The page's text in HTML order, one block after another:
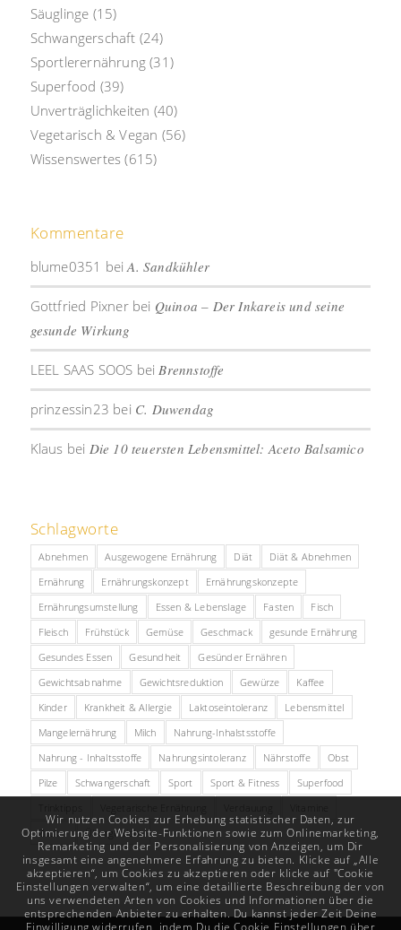
Säuglinge (15)
Schwangerschaft (24)
Sportlerernährung (31)
Superfood (39)
Unverträglichkeiten (40)
Vegetarisch & Vegan (56)
Wissenswertes (615)
Kommentare
blume0351 beiA. Sandkühler
Gottfried Pixnerbei Quinoa – Der Inkareis und seine
gesunde Wirkung
LEEL SAAS SOOS beiBrennstoffe
prinzessin23 bei C. Duwendag
Klaus bei Die 10 teuersten Lebensmittel: Aceto Balsamico
Schlagworte
Abnehmen Ausgewogene Ernährung Diät
Diät & Abnehmen
Ernährung
Ernährungskonzept
Ernährungskonzepte
Ernährungsumstellung
Essen & Lebenslage Fasten
Fisch
Fleisch
Frühstück Gemüse Geschmack
gesunde Ernährung
Gesundes Essen
Gesundheit
Gesünder Ernähren
Gewichtsabnahme
Gewichtsreduktion Gewürze
Kaffee
Kinder
Krankheit & Allergie Laktoseintoleranz
Lebensmittel
Mangelernährung
Milch
Nahrung-Inhalstsstoffe
Nahrung - Inhaltsstoffe
Nahrungsintoleranz Nährstoffe
Obst
Pilze
Schwangerschaft Sport Sport & Fitness
Superfood
Zucker
Übergewicht
Wir nutzen Cookies zur Erhebung statistischer Daten, zur
Optimierung der Website-Funktionen sowie zum Onlinemarketing,
Remarketing und der Personalisierung von Anzeigen, um Dir
insgesamt eine angenehmere Erfahrung zu bieten. Klicke auf „Alle
akzeptieren“, um Cookies zu akzeptieren oder klicke auf "Cookie
Einstellungen verwalten“, um eine detaillierte Beschreibung der von
uns verwendeten Arten von Cookies und Informationen über die
entsprechenden Anbieter zu erhalten. Du kannst jeder Zeit Deine
Einwilligung widerrufen, indem Du die Cookie Einstellungen über